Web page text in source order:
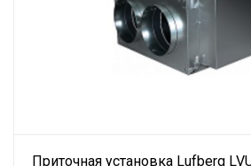
Приточная установка Lufberg